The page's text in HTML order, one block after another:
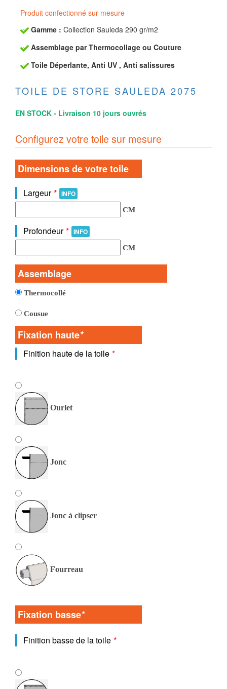
Produit confectionné sur mesure
Gamme : Collection Sauleda 290 gr/m2
Assemblage par Thermocollage ou Couture
Toile Déperlante, Anti UV , Anti salissures
TOILE DE STORE SAULEDA 2075
EN STOCK - Livraison 10 jours ouvrés
Configurez votre toile sur mesure
Dimensions de votre toile
Largeur * INFO
CM
Profondeur * INFO
CM
Assemblage
Thermocollé
Cousue
Fixation haute*
Finition haute de la toile *
Ourlet
Jonc
Jonc à clipser
Fourreau
Fixation basse*
Finition basse de la toile *